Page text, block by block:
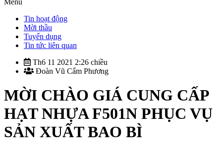
Menu
Tin hoạt động
Mời thầu
Tuyển dụng
Tin tức liên quan
Th6 11 2021 2:26 chiều
Đoàn Vũ Cẩm Phương
MỜI CHÀO GIÁ CUNG CẤP
HẠT NHỰA F501N PHỤC VỤ
SẢN XUẤT BAO BÌ